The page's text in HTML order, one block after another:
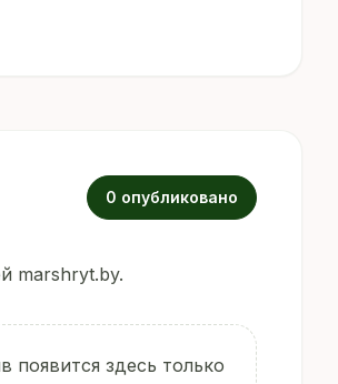
0 опубликовано
marshryt.by.
появится здесь только